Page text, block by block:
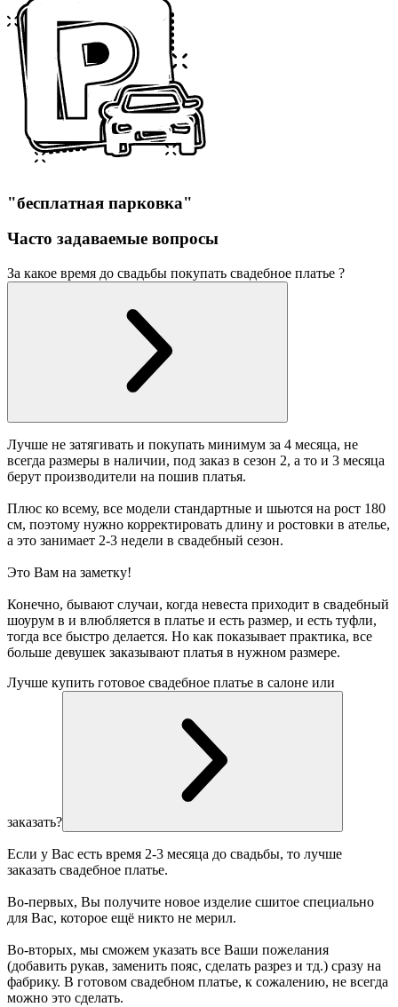
"бесплатная парковка"
Часто задаваемые вопросы
За какое время до свадьбы покупать свадебное платье ?
Лучше не затягивать и покупать минимум за 4 месяца, не
всегда размеры в наличии, под заказ в сезон 2, а то и 3 месяца
берут производители на пошив платья.
Плюс ко всему, все модели стандартные и шьются на рост 180
см, поэтому нужно корректировать длину и ростовки в ателье,
а это занимает 2-3 недели в свадебный сезон.
Это Вам на заметку!
Конечно, бывают случаи, когда невеста приходит в свадебный
шоурум в и влюбляется в платье и есть размер, и есть туфли,
тогда все быстро делается. Но как показывает практика, все
больше девушек заказывают платья в нужном размере.
Лучше купить готовое свадебное платье в салоне или
заказать?
Если у Вас есть время 2-3 месяца до свадьбы, то лучше
заказать свадебное платье.
Во-первых, Вы получите новое изделие сшитое специально
для Вас, которое ещё никто не мерил.
Во-вторых, мы сможем указать все Ваши пожелания
(добавить рукав, заменить пояс, сделать разрез и тд.) сразу на
фабрику. В готовом свадебном платье, к сожалению, не всегда
можно это сделать.